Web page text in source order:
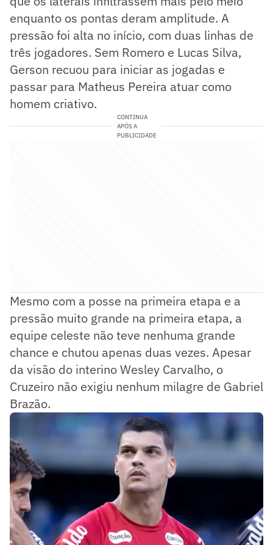
enquanto os pontas deram amplitude. A
pressão foi alta no início, com duas linhas de
três jogadores. Sem Romero e Lucas Silva,
Gerson recuou para iniciar as jogadas e
passar para Matheus Pereira atuar como
homem criativo.
CONTINUA
APÓS A
PUBLICIDADE
Mesmo com a posse na primeira etapa e a
pressão muito grande na primeira etapa, a
equipe celeste não teve nenhuma grande
chance e chutou apenas duas vezes. Apesar
da visão do interino Wesley Carvalho, o
Cruzeiro não exigiu nenhum milagre de Gabriel
Brazão.